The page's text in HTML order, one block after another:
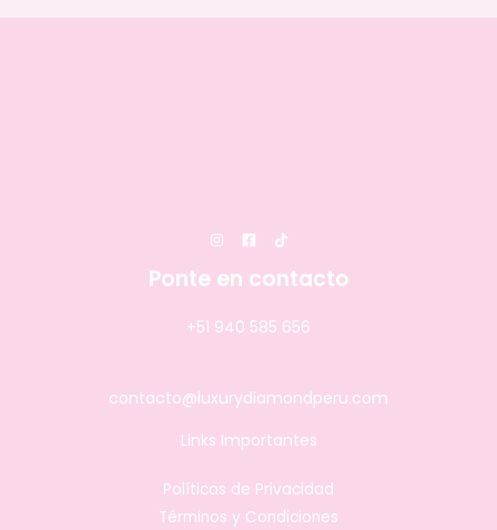
Ponte en contacto
+51 940 585 656
contacto@luxurydiamondperu.com
Links Importantes
Políticas de Privacidad
Términos y Condiciones